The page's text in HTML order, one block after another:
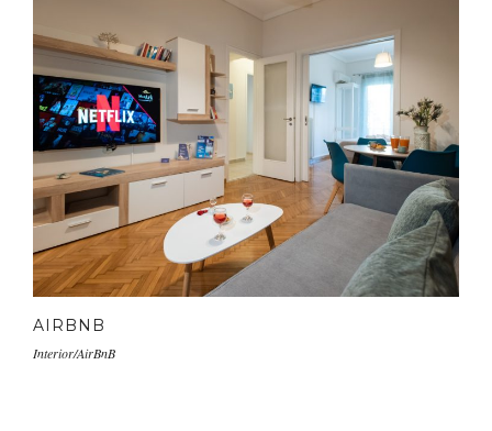
AIRBNB
Interior/AirBnB